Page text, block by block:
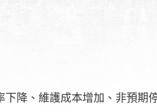
降、維護成本增加、非預期